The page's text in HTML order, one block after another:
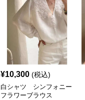
¥10,300 (税込)
白シャツ シンフォニー
フラワーブラウス